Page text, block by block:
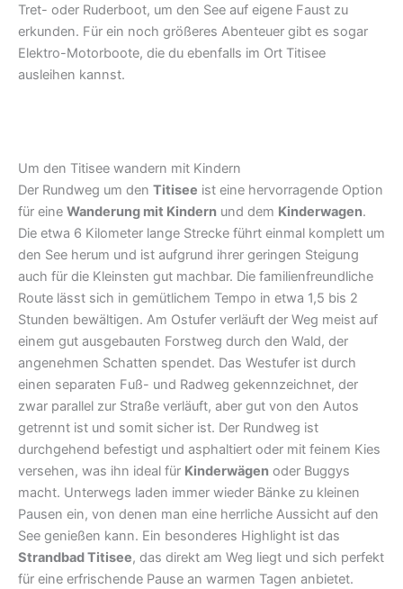
Tret- oder Ruderboot, um den See auf eigene Faust zu
erkunden. Für ein noch größeres Abenteuer gibt es sogar
Elektro-Motorboote, die du ebenfalls im Ort Titisee
ausleihen kannst.
Um den Titisee wandern mit Kindern
Der Rundweg um den Titisee ist eine hervorragende Option
für eine Wanderung mit Kindern und dem Kinderwagen.
Die etwa 6 Kilometer lange Strecke führt einmal komplett um
den See herum und ist aufgrund ihrer geringen Steigung
auch für die Kleinsten gut machbar. Die familienfreundliche
Route lässt sich in gemütlichem Tempo in etwa 1,5 bis 2
Stunden bewältigen. Am Ostufer verläuft der Weg meist auf
einem gut ausgebauten Forstweg durch den Wald, der
angenehmen Schatten spendet. Das Westufer ist durch
einen separaten Fuß- und Radweg gekennzeichnet, der
zwar parallel zur Straße verläuft, aber gut von den Autos
getrennt ist und somit sicher ist. Der Rundweg ist
durchgehend befestigt und asphaltiert oder mit feinem Kies
versehen, was ihn ideal für Kinderwägen oder Buggys
macht. Unterwegs laden immer wieder Bänke zu kleinen
Pausen ein, von denen man eine herrliche Aussicht auf den
See genießen kann. Ein besonderes Highlight ist das
Strandbad Titisee, das direkt am Weg liegt und sich perfekt
für eine erfrischende Pause an warmen Tagen anbietet.